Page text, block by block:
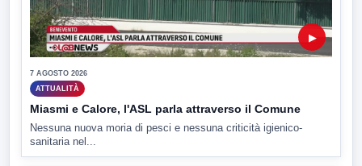
▶
7 AGOSTO 2026
ATTUALITÀ
Miasmi e Calore, l'ASL parla attraverso il Comune
Nessuna nuova moria di pesci e nessuna criticità igienico-
sanitaria nel...